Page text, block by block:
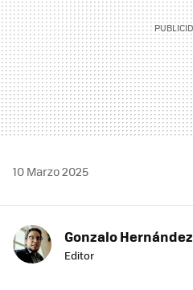
10 Marzo 2025
Gonzalo Hernández
Editor